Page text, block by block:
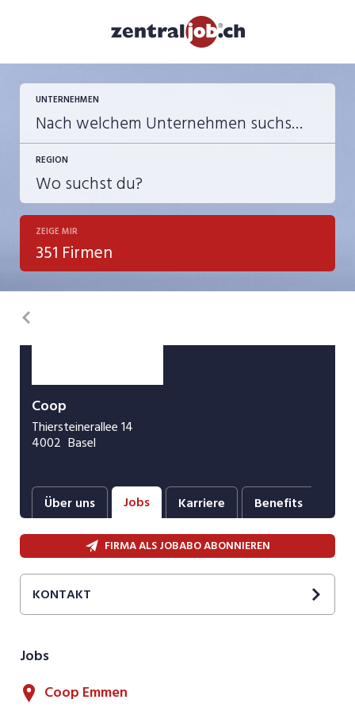
UNTERNEHMEN
REGION
ZEIGE MIR
351 Firmen
Coop
Thiersteinerallee 14
4002 Basel
Über uns Jobs Karriere Benefits
FIRMA ALS JOBABO ABONNIEREN
KONTAKT
E-Mail
SOCIAL MEDIA
Jobs
Coop Emmen